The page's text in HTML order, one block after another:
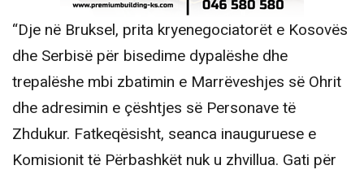
“Dje në Bruksel, prita kryenegociatorët e Kosovës
dhe Serbisë për bisedime dypalëshe dhe
trepalëshe mbi zbatimin e Marrëveshjes së Ohrit
dhe adresimin e çështjes së Personave të
Zhdukur. Fatkeqësisht, seanca inauguruese e
Komisionit të Përbashkët nuk u zhvillua. Gati për